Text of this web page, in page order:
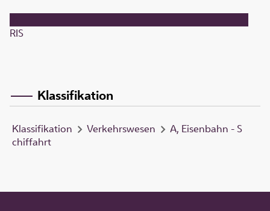
RIS
Klassifikation
Klassifikation Verkehrswesen
A, Eisenbahn - S
chiffahrt